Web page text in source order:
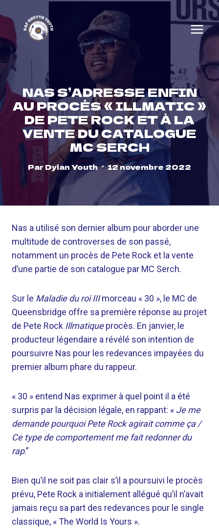
to
content
NAS S’ADRESSE ENFIN
AU PROCÈS « ILLMATIC »
DE PETE ROCK ET À LA
VENTE DU CATALOGUE
MC SERCH
ParDylan Youth 12 novembre 2022
Nas a utilisé son dernier album pour aborder une
multitude de controverses de son passé,
notamment un procès de Pete Rock et la vente
d’une partie de son catalogue par MC Serch.
Sur le Maladie du roi IIImorceau « 30 », le MC de
Queensbridge offre sa première réponse au projet
de Pete Rock Illmatiqueprocès. En janvier, le
producteur légendaire a révélé son intention de
poursuivre Nas pour les redevances impayées du
premier album phare du rappeur.
« 30 » entend Nas exprimer à quel point il a été
surpris par la décision légale, en rappant: « Je me
demande pourquoi Pete Rock agirait comme ça /
Ce type de comportement me fait redonner du
rap.”
Bien qu’il ne soit pas clair s’il a poursuivi le procès
prévu, Pete Rock a initialement allégué qu’il n’avait
jamais reçu sa part des redevances pour le single
classique, « The World Is Yours ».